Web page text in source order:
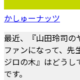
かしゅーナッツ
最近、『山田玲司の
ファンになって、先
ジロの木』はどうし
です。